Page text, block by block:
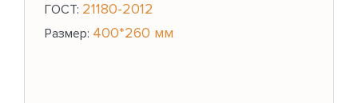
ГОСТ: 21180-2012
Размер: 400*260 мм